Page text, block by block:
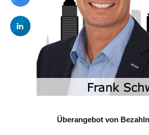
Überangebot von